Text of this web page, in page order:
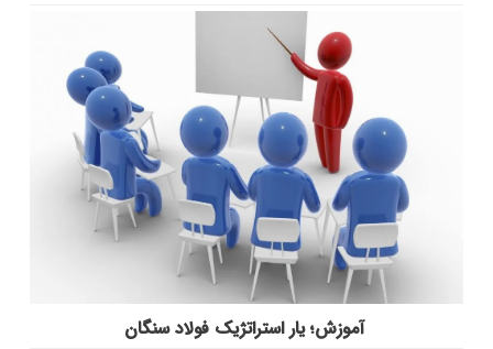
آموزش؛ یار استراتژیک فولاد سنگان